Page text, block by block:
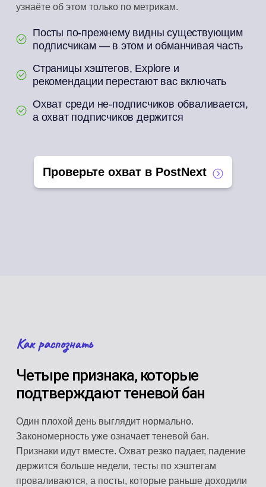
узнаёте об этом только по метрикам.
Посты по-прежнему видны существующим
подписчикам — в этом и обманчивая часть
Страницы хэштегов, Explore и
рекомендации перестают вас включать
Охват среди не-подписчиков обваливается,
а охват подписчиков держится
Проверьте охват в PostNext
Как распознать
Четыре признака, которые
подтверждают теневой бан
Один плохой день выглядит нормально.
Закономерность уже означает теневой бан.
Признаки идут вместе. Охват резко падает, падение
держится больше недели, тесты по хэштегам
проваливаются, а посты, которые раньше доходили